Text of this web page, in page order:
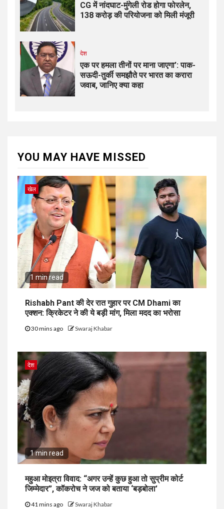
CG में नांदघाट-मुंगेली रोड होगा फोरलेन,
138 करोड़ की परियोजना को मिली मंजूरी
देश
एक पर हमला तीनों पर माना जाएगा’: पाक-
सऊदी-तुर्की समझौते पर भारत का करारा
जवाब, जानिए क्या कहा
YOU MAY HAVE MISSED
खेल
1 min read
Rishabh Pant की देर रात गुहार पर CM Dhami का
एक्शन: क्रिकेटर ने की ये बड़ी मांग, मिला मदद का भरोसा
30 mins ago Swaraj Khabar
देश
1 min read
महुआ मोइत्रा विवाद: “अगर उन्हें कुछ हुआ तो सुप्रीम कोर्ट
जिम्मेदार”, कॉकरोच ने जज को बताया ‘बड़बोला’
41 mins ago Swaraj Khabar